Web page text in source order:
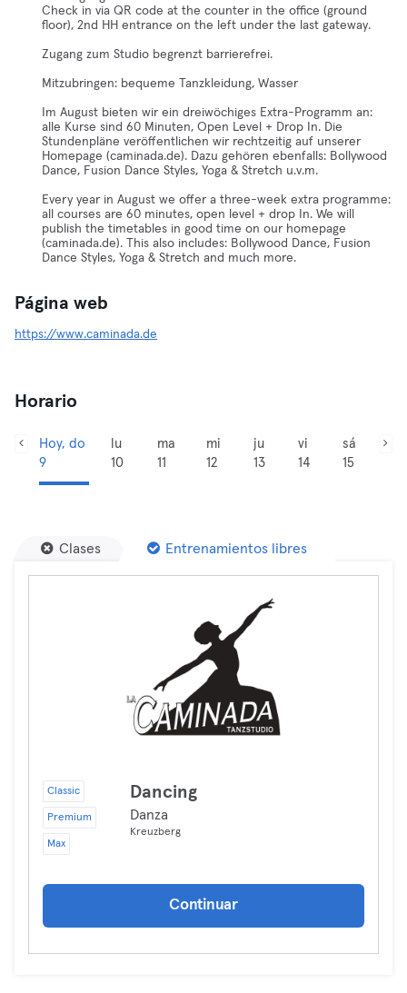
Check in via QR code at the counter in the office (ground
floor), 2nd HH entrance on the left under the last gateway.
Zugang zum Studio begrenzt barrierefrei.
Mitzubringen: bequeme Tanzkleidung, Wasser
Im August bieten wir ein dreiwöchiges Extra-Programm an:
alle Kurse sind 60 Minuten, Open Level + Drop In. Die
Stundenpläne veröffentlichen wir rechtzeitig auf unserer
Homepage (caminada.de). Dazu gehören ebenfalls: Bollywood
Dance, Fusion Dance Styles, Yoga & Stretch u.v.m.
Every year in August we offer a three-week extra programme:
all courses are 60 minutes, open level + drop In. We will
publish the timetables in good time on our homepage
(caminada.de). This also includes: Bollywood Dance, Fusion
Dance Styles, Yoga & Stretch and much more.
Página web
https://www.caminada.de
Horario
Hoy, do
9
lu
10
ma
11
mi
12
ju
13
vi
14
sá
15
Clases Entrenamientos libres
Classic
Premium
Max
Dancing
Danza
Kreuzberg
Continuar